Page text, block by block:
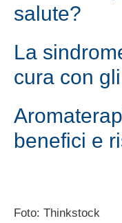
salute?
La
cura con
benefici e
Foto: Thinkstock